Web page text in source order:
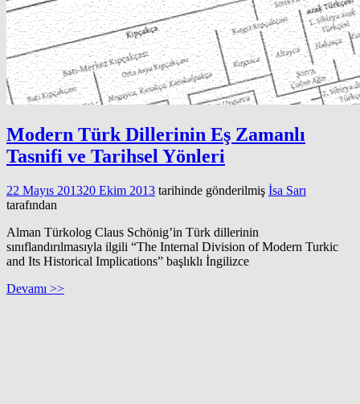
Modern Türk Dillerinin Eş Zamanlı
Tasnifi ve Tarihsel Yönleri
22 Mayıs 201320 Ekim 2013 tarihinde gönderilmiş İsa Sarı
tarafından
Alman Türkolog Claus Schönig’in Türk dillerinin
sınıflandırılmasıyla ilgili “The Internal Division of Modern Turkic
and Its Historical Implications” başlıklı İngilizce
Devamı >>